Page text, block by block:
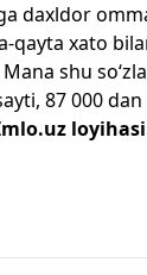
daxldor
qayta xato
shu
87 000 dan